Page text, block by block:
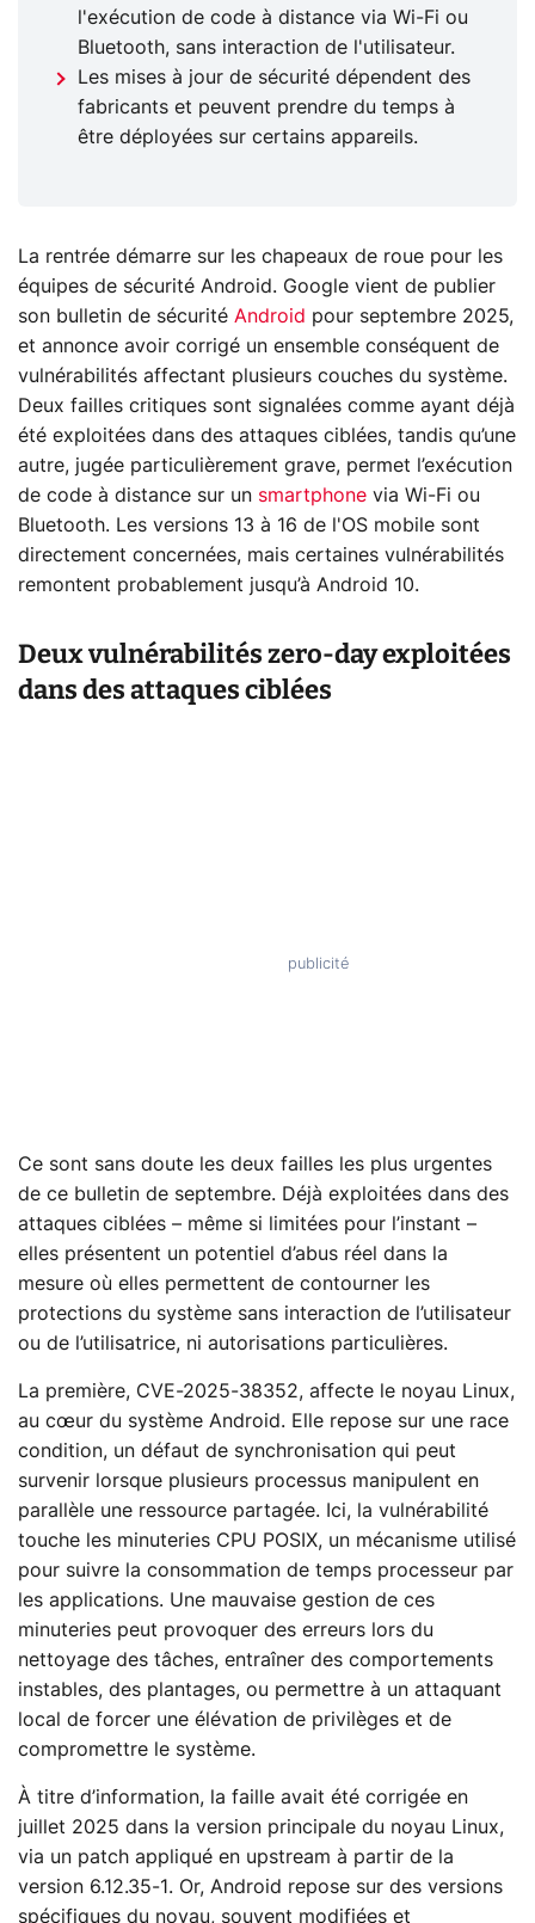
l'exécution de code à distance via Wi-Fi ou
Bluetooth, sans interaction de l'utilisateur.
Les mises à jour de sécurité dépendent des
fabricants et peuvent prendre du temps à
être déployées sur certains appareils.
La rentrée démarre sur les chapeaux de roue pour les
équipes de sécurité Android. Google vient de publier
son bulletin de sécurité Android pour septembre 2025,
et annonce avoir corrigé un ensemble conséquent de
vulnérabilités affectant plusieurs couches du système.
Deux failles critiques sont signalées comme ayant déjà
été exploitées dans des attaques ciblées, tandis qu’une
autre, jugée particulièrement grave, permet l’exécution
de code à distance sur un smartphone via Wi-Fi ou
Bluetooth. Les versions 13 à 16 de l'OS mobile sont
directement concernées, mais certaines vulnérabilités
remontent probablement jusqu’à Android 10.
Deux vulnérabilités zero-day exploitées
dans des attaques ciblées
Ce sont sans doute les deux failles les plus urgentes
de ce bulletin de septembre. Déjà exploitées dans des
attaques ciblées – même si limitées pour l’instant –
elles présentent un potentiel d’abus réel dans la
mesure où elles permettent de contourner les
protections du système sans interaction de l’utilisateur
ou de l’utilisatrice, ni autorisations particulières.
La première, CVE-2025-38352, affecte le noyau Linux,
au cœur du système Android. Elle repose sur une race
condition, un défaut de synchronisation qui peut
survenir lorsque plusieurs processus manipulent en
parallèle une ressource partagée. Ici, la vulnérabilité
touche les minuteries CPU POSIX, un mécanisme utilisé
pour suivre la consommation de temps processeur par
les applications. Une mauvaise gestion de ces
minuteries peut provoquer des erreurs lors du
nettoyage des tâches, entraîner des comportements
instables, des plantages, ou permettre à un attaquant
local de forcer une élévation de privilèges et de
compromettre le système.
À titre d’information, la faille avait été corrigée en
juillet 2025 dans la version principale du noyau Linux,
via un patch appliqué en upstream à partir de la
version 6.12.35-1. Or, Android repose sur des versions
spécifiques du noyau, souvent modifiées et